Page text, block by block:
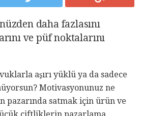
daha fazlasını
ve püf noktalarını
aşırı yüklü ya da sadece
Motivasyonunuz ne
pazarında satmak için ürün ve